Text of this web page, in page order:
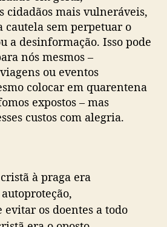
cidadãos mais vulneráveis,
sem perpetuar o
a desinformação. Isso pode
nós mesmos –
ou eventos
colocar em quarentena
expostos – mas
custos com alegria.
à praga era
evitar os doentes a todo